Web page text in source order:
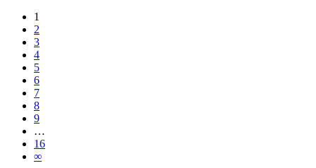
1
2
3
4
5
6
7
8
9
…
16
∞